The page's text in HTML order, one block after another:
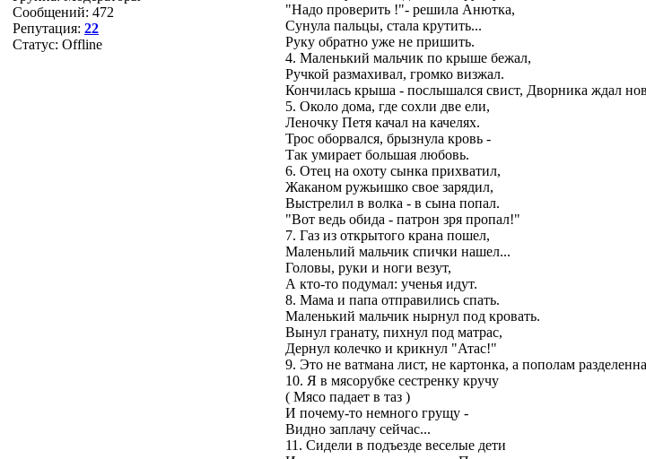
Сообщений: 472
Репутация: 22
Статус: Offline
"Надо проверить !"- решила Анютка,
Сунула пальцы, стала крутить...
Руку обратно уже не пришить.
4. Маленький мальчик по крыше бежал,
Ручкой размахивал, громко визжал.
Кончилась крыша - послышался свист, Дворника ждал
5. Около дома, где сохли две ели,
Леночку Петя качал на качелях.
Трос оборвался, брызнула кровь -
Так умирает большая любовь.
6. Отец на охоту сынка прихватил,
Жаканом ружьишко свое зарядил,
Выстрелил в волка - в сына попал.
"Вот ведь обида - патрон зря пропал!"
7. Газ из открытого крана пошел,
Маленьлий мальчик спички нашел...
Головы, руки и ноги везут,
А кто-то подумал: ученья идут.
8. Мама и папа отправились спать.
Маленький мальчик нырнул под кровать.
Вынул гранату, пихнул под матрас,
Дернул колечко и крикнул "Атас!"
9. Это не ватмана лист, не картонка, а пополам
10. Я в мясорубке сестренку кручу
( Мясо падает в таз )
И почему-то немного грущу -
Видно заплачу сейчас...
11. Сидели в подъезде веселые дети